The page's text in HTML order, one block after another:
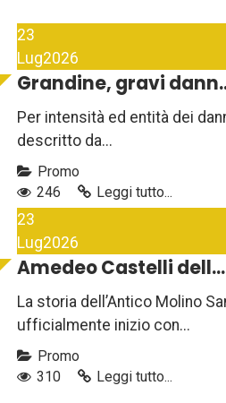
23
Lug2026
Grandine, gravi
Per intensità ed entità dei
descritto da...
Promo
246
Leggi tutto...
23
Lug2026
Amedeo Castelli dell...
La storia dell’Antico Molino
ufficialmente inizio con...
Promo
310
Leggi tutto...